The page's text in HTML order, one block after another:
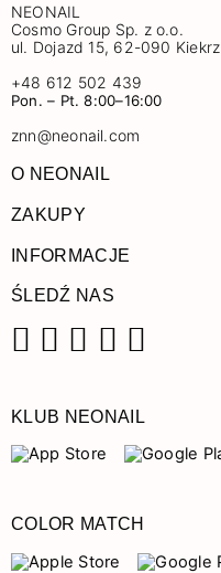
NEONAIL
Cosmo Group Sp. z o.o.
ul. Dojazd 15, 62-090 Kiekrz
+48 612 502 439
Pon. – Pt. 8:00–16:00
znn@neonail.com
O NEONAIL
ZAKUPY
INFORMACJE
ŚLEDŹ NAS
KLUB NEONAIL
COLOR MATCH